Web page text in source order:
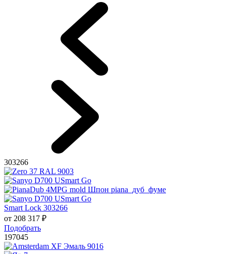
303266
Smart Lock 303266
от 208 317 ₽
Подобрать
197045